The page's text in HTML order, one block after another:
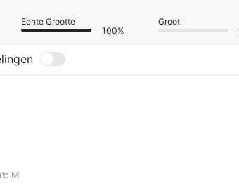
Echte Grootte
100%
Groot
M